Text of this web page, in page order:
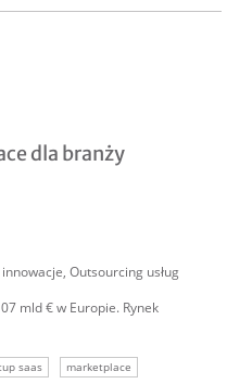
dla branży
, Outsourcing usług
mld € w Europie. Rynek
saas
marketplace